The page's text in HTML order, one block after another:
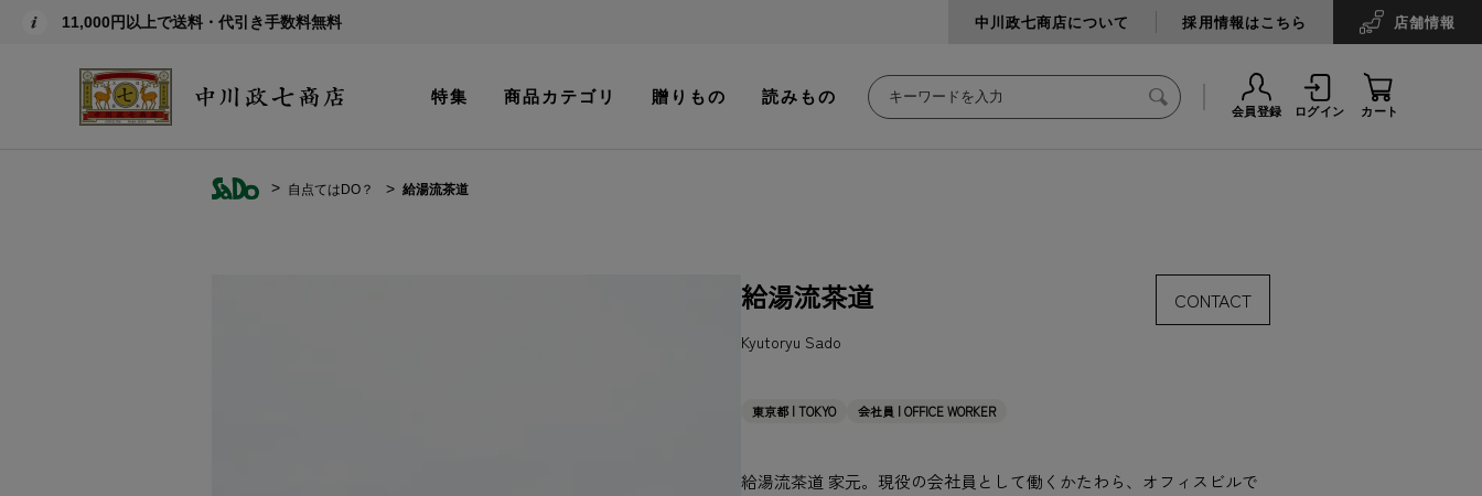
11,000円以上で送料・代引き手数料無料 中川政七商店について 採用情報はこちら 店舗情報
特集 商品カテゴリ 贈りもの 読みもの
会員登録 ログイン カート
自点てはDO？ 給湯流茶道
給湯流茶道
Kyutoryu Sado
東京都 | TOKYO 会社員 | OFFICE WORKER
給湯流茶道 家元。現役の会社員として働くかたわら、オフィスビルで
CONTACT